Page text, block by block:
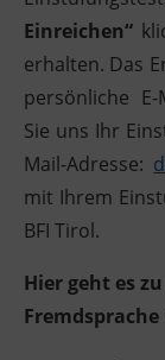
BFI Reutte
BFI Schwaz
Einreichen“
erhalten. Das
persönliche
Sie uns Ihr
Mail-Adresse:
mit Ihrem
BFI Tirol.
Hier geht es